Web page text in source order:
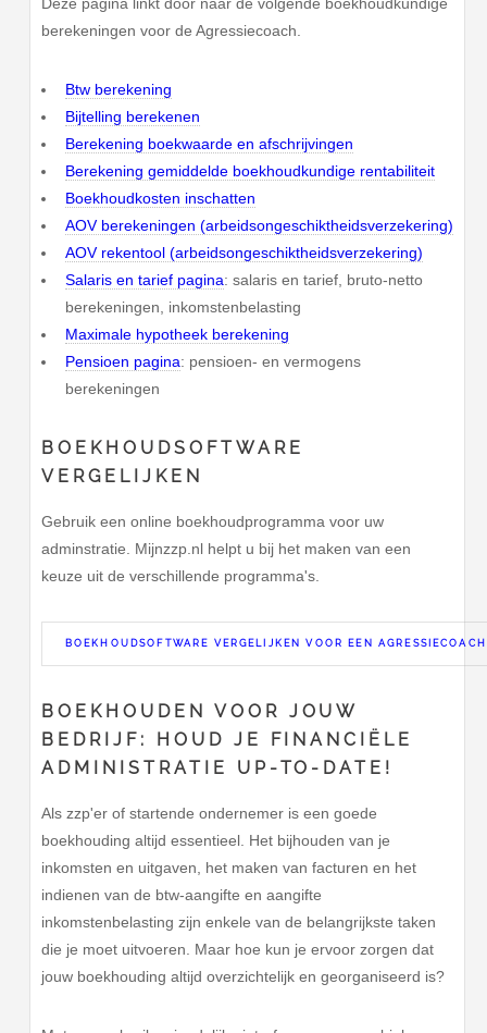
Deze pagina linkt door naar de volgende boekhoudkundige
berekeningen voor de Agressiecoach.
Btw berekening
Bijtelling berekenen
Berekening boekwaarde en afschrijvingen
Berekening gemiddelde boekhoudkundige rentabiliteit
Boekhoudkosten inschatten
AOV berekeningen (arbeidsongeschiktheidsverzekering)
AOV rekentool (arbeidsongeschiktheidsverzekering)
Salaris en tarief pagina: salaris en tarief, bruto-netto
berekeningen, inkomstenbelasting
Maximale hypotheek berekening
Pensioen pagina: pensioen- en vermogens
berekeningen
BOEKHOUDSOFTWARE
VERGELIJKEN
Gebruik een online boekhoudprogramma voor uw
adminstratie. Mijnzzp.nl helpt u bij het maken van een
keuze uit de verschillende programma's.
BOEKHOUDSOFTWARE VERGELIJKEN VOOR EEN AGRESSIECOACH
BOEKHOUDEN VOOR JOUW
BEDRIJF: HOUD JE FINANCIËLE
ADMINISTRATIE UP-TO-DATE!
Als zzp'er of startende ondernemer is een goede
boekhouding altijd essentieel. Het bijhouden van je
inkomsten en uitgaven, het maken van facturen en het
indienen van de btw-aangifte en aangifte
inkomstenbelasting zijn enkele van de belangrijkste taken
die je moet uitvoeren. Maar hoe kun je ervoor zorgen dat
jouw boekhouding altijd overzichtelijk en georganiseerd is?